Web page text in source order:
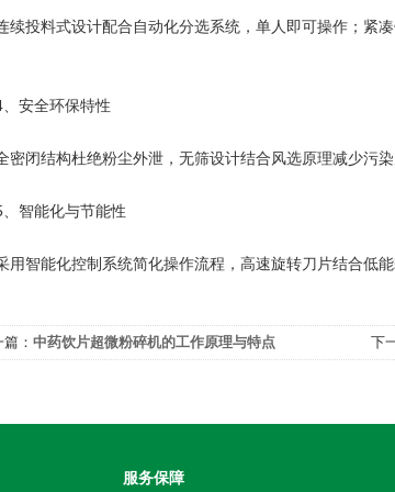
投料式设计配合自动化分选系统，单人即可操作；紧
全环保特性‌
闭结构杜绝粉尘外泄，无筛设计结合风选原理减少污染
能化与节能性‌
智能化控制系统简化操作流程，高速旋转刀片结合低能
： 中药饮片超微粉碎机的工作原理与特点 下
服务保障